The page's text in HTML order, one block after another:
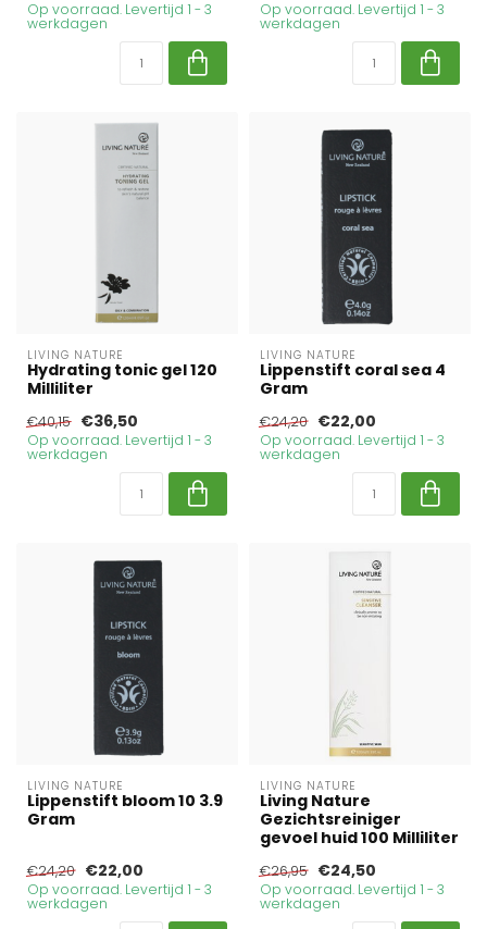
Op voorraad. Levertijd 1 - 3
werkdagen
Op voorraad. Levertijd 1 - 3
werkdagen
LIVING NATURE
Hydrating tonic gel 120
Milliliter
€40,15 €36,50
Op voorraad. Levertijd 1 - 3
werkdagen
LIVING NATURE
Lippenstift coral sea 4
Gram
€24,20 €22,00
Op voorraad. Levertijd 1 - 3
werkdagen
LIVING NATURE
Lippenstift bloom 10 3.9
Gram
€24,20 €22,00
Op voorraad. Levertijd 1 - 3
werkdagen
LIVING NATURE
Living Nature
Gezichtsreiniger
gevoel huid 100 Milliliter
€26,95 €24,50
Op voorraad. Levertijd 1 - 3
werkdagen